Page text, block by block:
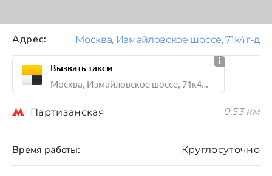
Время работы: Круглосуточно
Адрес: Москва, Измайловское шоссе, 71к4г-д
Вызвать такси
Москва, Измайловское шоссе, 71к4г-д
Партизанская 0.53 км